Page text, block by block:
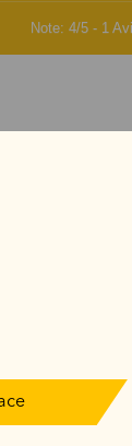
Note: 4/5 - 1